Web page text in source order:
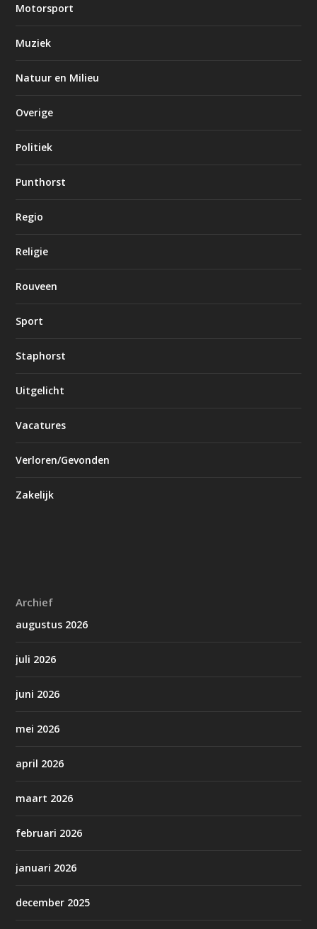
Motorsport
Muziek
Natuur en Milieu
Overige
Politiek
Punthorst
Regio
Religie
Rouveen
Sport
Staphorst
Uitgelicht
Vacatures
Verloren/Gevonden
Zakelijk
Archief
augustus 2026
juli 2026
juni 2026
mei 2026
april 2026
maart 2026
februari 2026
januari 2026
december 2025